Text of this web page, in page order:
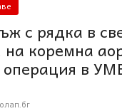
с рядка в
коремна
операция в